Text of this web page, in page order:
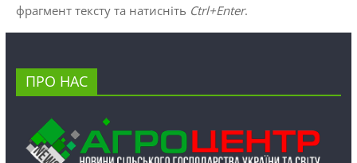
фрагмент тексту та натисніть Ctrl+Enter.
ПРО НАС